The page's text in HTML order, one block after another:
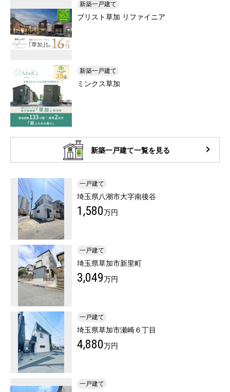
新築一戸建て
ブリスト草加 リファイニア
新築一戸建て
ミンクス草加
新築一戸建て一覧を見る
一戸建て
埼玉県八潮市大字南後谷
1,580万円
一戸建て
埼玉県草加市新里町
3,049万円
一戸建て
埼玉県草加市瀬崎６丁目
4,880万円
一戸建て